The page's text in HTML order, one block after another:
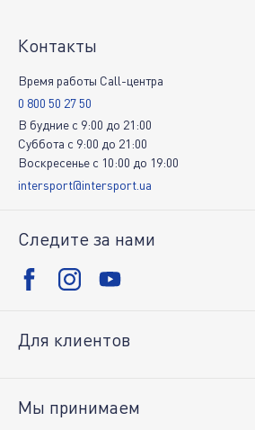
Контакты
Время работы Call-центра
0 800 50 27 50
В будние c 9:00 до 21:00
Суббота c 9:00 до 21:00
Воскресенье c 10:00 до 19:00
intersport@intersport.ua
Следите за нами
Для клиентов
Возврат товара
Мы принимаем